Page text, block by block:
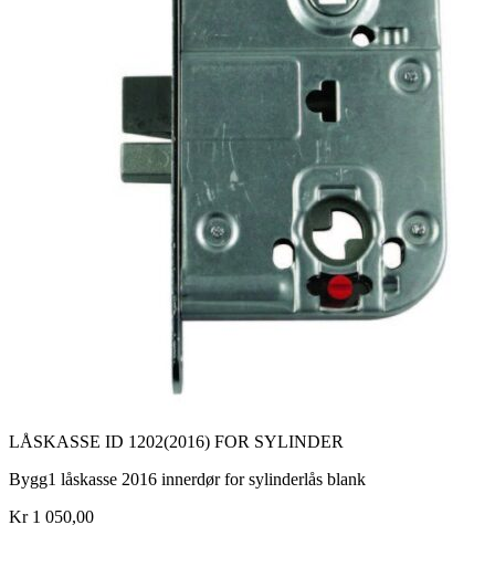
LÅSKASSE ID 1202(2016) FOR SYLINDER
Bygg1 låskasse 2016 innerdør for sylinderlås blank
Kr 1 050,00